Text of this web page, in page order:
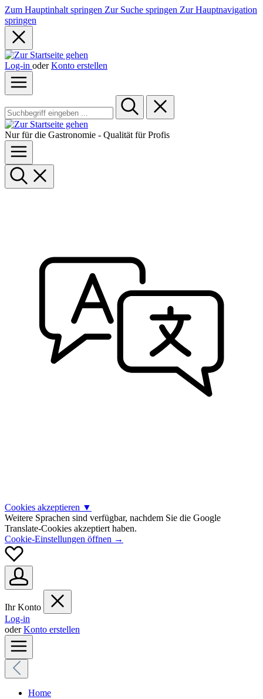
Zum Hauptinhalt springen Zur Suche springen Zur Hauptnavigation
springen
Log-in oder Konto erstellen
Nur für die Gastronomie - Qualität für Profis
Cookies akzeptieren ▼
Weitere Sprachen sind verfügbar, nachdem Sie die Google
Translate-Cookies akzeptiert haben.
Cookie-Einstellungen öffnen →
Ihr Konto
Log-in
oderKonto erstellen
Home